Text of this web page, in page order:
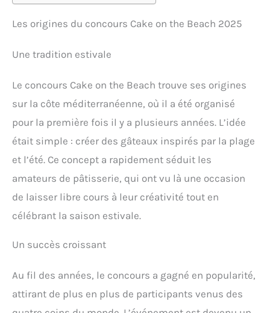
Les origines du concours Cake on the Beach 2025
Une tradition estivale
Le concours Cake on the Beach trouve ses origines
sur la côte méditerranéenne, où il a été organisé
pour la première fois il y a plusieurs années. L’idée
était simple : créer des gâteaux inspirés par la plage
et l’été. Ce concept a rapidement séduit les
amateurs de pâtisserie, qui ont vu là une occasion
de laisser libre cours à leur créativité tout en
célébrant la saison estivale.
Un succès croissant
Au fil des années, le concours a gagné en popularité,
attirant de plus en plus de participants venus des